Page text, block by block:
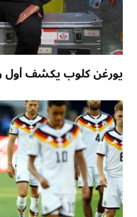
يورغن كلوب يكشف أول